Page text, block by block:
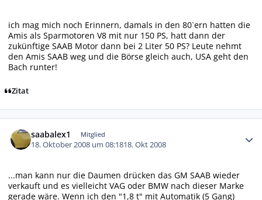
ich mag mich noch Erinnern, damals in den 80`ern hatten die
Amis als Sparmotoren V8 mit nur 150 PS, hatt dann der
zukünftige SAAB Motor dann bei 2 Liter 50 PS? Leute nehmt
den Amis SAAB weg und die Börse gleich auch, USA geht den
Bach runter!
Zitat
saabalex1 Mitglied
18. Oktober 2008 um 08:1818. Okt 2008
...man kann nur die Daumen drücken das GM SAAB wieder
verkauft und es vielleicht VAG oder BMW nach dieser Marke
gerade wäre. Wenn ich den "1,8 t" mit Automatik (5 Gang)